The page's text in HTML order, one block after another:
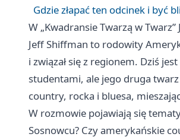
Gdzie złapać ten odcinek i być
W „Kwadransie Twarzą w
Jeff Shiffman to rodowity
i związał się z regionem. Dziś
studentami, ale jego druga twarz
country, rocka i bluesa,
W rozmowie pojawiają się
Sosnowcu? Czy amerykańskie